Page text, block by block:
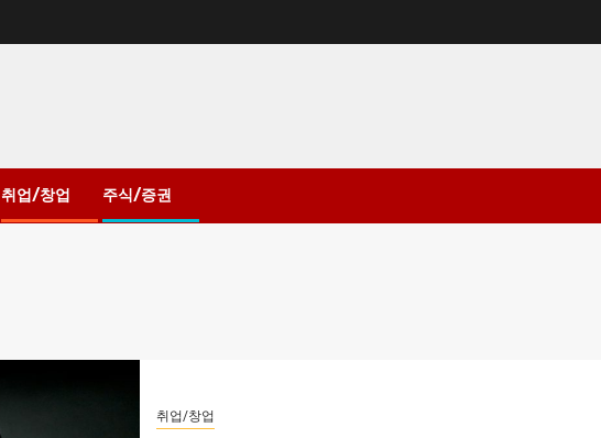
취업/창업 주식/증권
취업/창업